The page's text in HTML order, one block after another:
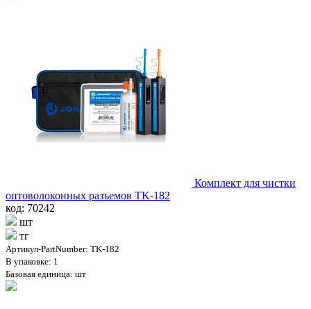
Комплект для чистки
оптоволоконных разъемов TK-182
код: 70242
шт
тг
Артикул-PartNumber: TK-182
В упаковке: 1
Базовая единица: шт